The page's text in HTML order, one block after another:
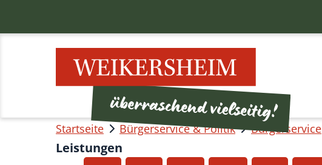
Startseite Bürgerservice & Politik Bürgerservice
Leistungen